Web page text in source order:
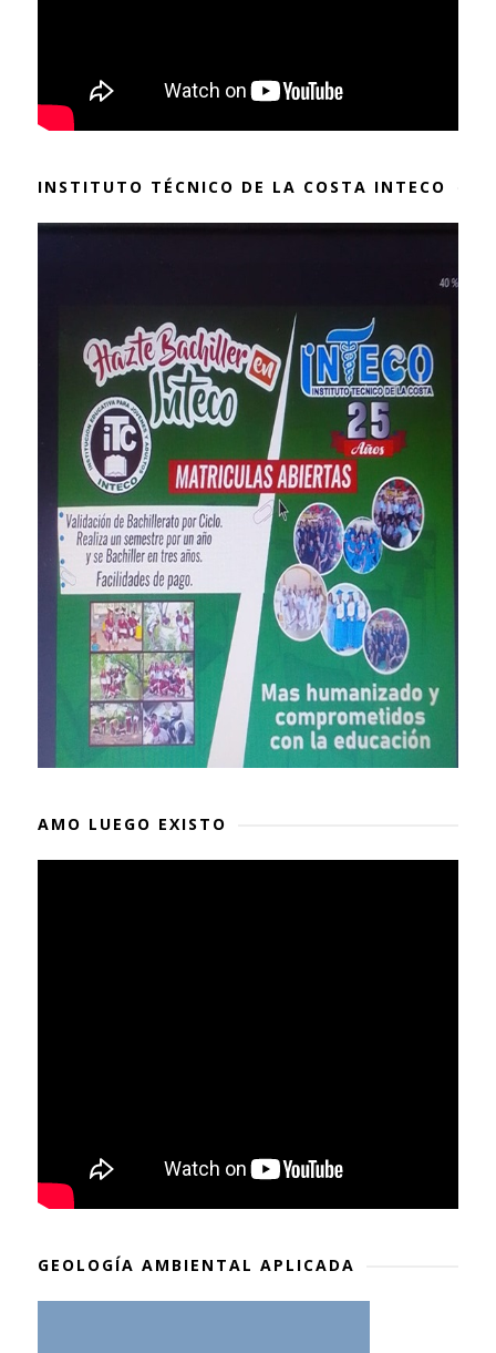
INSTITUTO TÉCNICO DE LA COSTA INTECO
AMO LUEGO EXISTO
GEOLOGÍA AMBIENTAL APLICADA